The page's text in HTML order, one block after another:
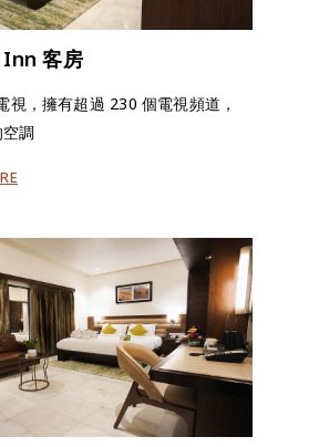
客房
視，擁有超過 230 個電視頻道，
調